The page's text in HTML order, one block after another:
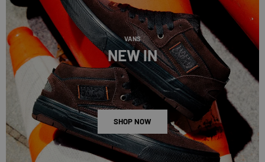
VANS
NEW IN
SHOP NOW